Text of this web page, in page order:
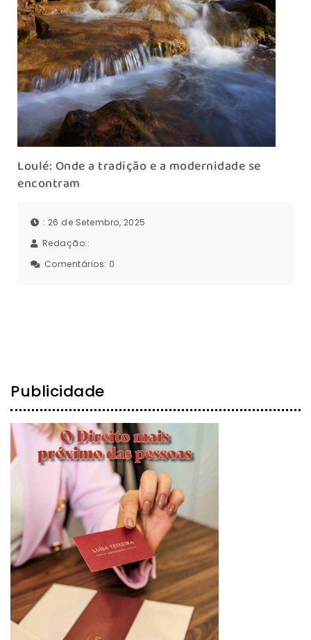
Loulé: Onde a tradição e a modernidade se
encontram
: 26 de Setembro, 2025
Redação::
Comentários: 0
Publicidade